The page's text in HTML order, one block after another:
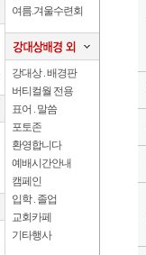
여름.겨울수련회
강대상 . 배경판
버티컬월 전용
표어 . 말씀
포토존
환영합니다
예배시간안내
캠페인
입학 . 졸업
교회카페
기타행사